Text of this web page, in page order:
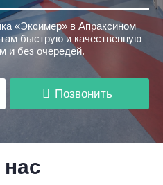
«Эксимер» в Апраксином
быструю и качественную
и без очередей.
Позвонить